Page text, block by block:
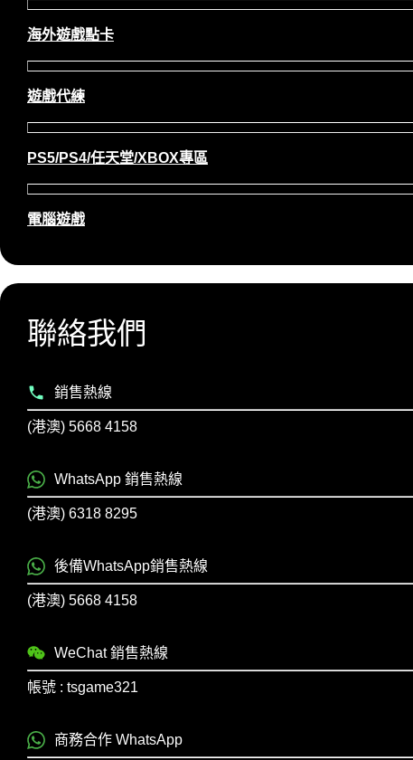
海外遊戲點卡
遊戲代練
PS5/PS4/任天堂/XBOX專區
電腦遊戲
聯絡我們
銷售熱線
(港澳) 5668 4158
WhatsApp 銷售熱線
(港澳) 6318 8295
後備WhatsApp銷售熱線
(港澳) 5668 4158
WeChat 銷售熱線
帳號 : tsgame321
商務合作 WhatsApp